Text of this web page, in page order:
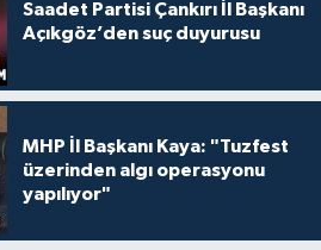
Saadet Partisi Çankırı İl Başkanı
Açıkgöz’den suç duyurusu
MHP İl Başkanı Kaya: "Tuzfest
üzerinden algı operasyonu
yapılıyor"